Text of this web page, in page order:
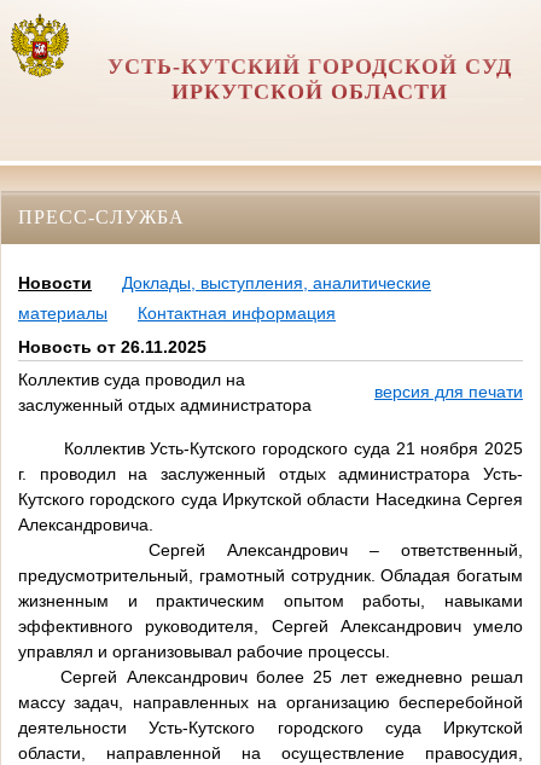
УСТЬ-КУТСКИЙ ГОРОДСКОЙ СУД
ИРКУТСКОЙ ОБЛАСТИ
ПРЕСС-СЛУЖБА
Новости
Доклады, выступления, аналитические
материалы
Контактная информация
Новость от 26.11.2025
Коллектив суда проводил на
заслуженный отдых администратора
версия для печати
Коллектив Усть-Кутского городского суда 21 ноября 2025
г. проводил на заслуженный отдых администратора Усть-
Кутского городского суда Иркутской области Наседкина Сергея
Александровича.
Сергей Александрович – ответственный,
предусмотрительный, грамотный сотрудник. Обладая богатым
жизненным и практическим опытом работы, навыками
эффективного руководителя, Сергей Александрович умело
управлял и организовывал рабочие процессы.
Сергей Александрович более 25 лет ежедневно решал
массу задач, направленных на организацию бесперебойной
деятельности Усть-Кутского городского суда Иркутской
области, направленной на осуществление правосудия,